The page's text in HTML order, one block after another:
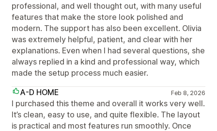
professional, and well thought out, with many useful
features that make the store look polished and
modern. The support has also been excellent. Olivia
was extremely helpful, patient, and clear with her
explanations. Even when I had several questions, she
always replied in a kind and professional way, which
made the setup process much easier.
A-D HOME
Feb 8, 2026
I purchased this theme and overall it works very well.
It’s clean, easy to use, and quite flexible. The layout
is practical and most features run smoothly. Once